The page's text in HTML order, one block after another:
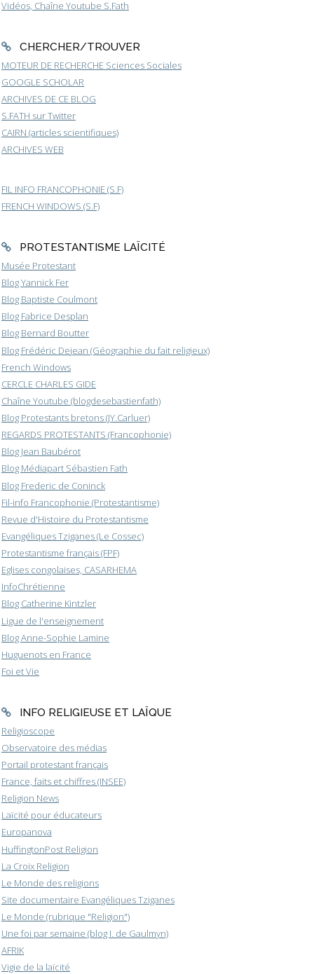
Vidéos, Chaîne Youtube S.Fath
CHERCHER/TROUVER
MOTEUR DE RECHERCHE Sciences Sociales
GOOGLE SCHOLAR
ARCHIVES DE CE BLOG
S.FATH sur Twitter
CAIRN (articles scientifiques)
ARCHIVES WEB
FIL INFO FRANCOPHONIE (S.F)
FRENCH WINDOWS (S.F)
PROTESTANTISME LAÏCITÉ
Musée Protestant
Blog Yannick Fer
Blog Baptiste Coulmont
Blog Fabrice Desplan
Blog Bernard Boutter
Blog Frédéric Dejean (Géographie du fait religieux)
French Windows
CERCLE CHARLES GIDE
Chaîne Youtube (blogdesebastienfath)
Blog Protestants bretons (JY.Carluer)
REGARDS PROTESTANTS (Francophonie)
Blog Jean Baubérot
Blog Médiapart Sébastien Fath
Blog Frederic de Coninck
Fil-info Francophonie (Protestantisme)
Revue d'Histoire du Protestantisme
Evangéliques Tziganes (Le Cossec)
Protestantisme français (FPF)
Eglises congolaises, CASARHEMA
InfoChrétienne
Blog Catherine Kintzler
Ligue de l'enseignement
Blog Anne-Sophie Lamine
Huguenots en France
Foi et Vie
INFO RELIGIEUSE ET LAÏQUE
Religioscope
Observatoire des médias
Portail protestant français
France, faits et chiffres (INSEE)
Religion News
Laïcité pour éducateurs
Europanova
HuffingtonPost Religion
La Croix Religion
Le Monde des religions
Site documentaire Evangéliques Tziganes
Le Monde (rubrique "Religion")
Une foi par semaine (blog I. de Gaulmyn)
AFRIK
Vigie de la laïcité